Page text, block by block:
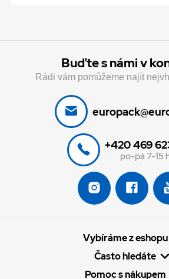
Buďte s námi v
Rádi vám pomůžeme najít
+420 469
po-pá 7-15
Vybíráme z eshopu
Často hledáte
Pomoc s nákupem